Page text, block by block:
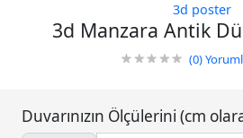
3d poster
3d Manzara Antik
(0)
Duvarınızın Ölçülerini (cm